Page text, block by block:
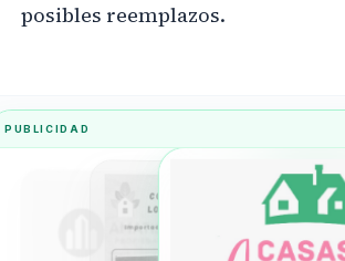
posibles reemplazos.
PUBLICIDAD